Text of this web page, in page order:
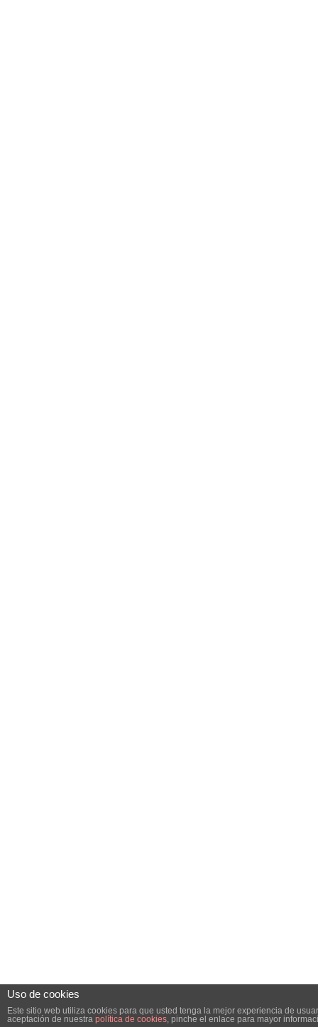
Uso de cookies
Este sitio web utiliza cookies para que usted tenga la mejor experiencia de
aceptación de nuestra política de cookies, pinche el enlace para mayor